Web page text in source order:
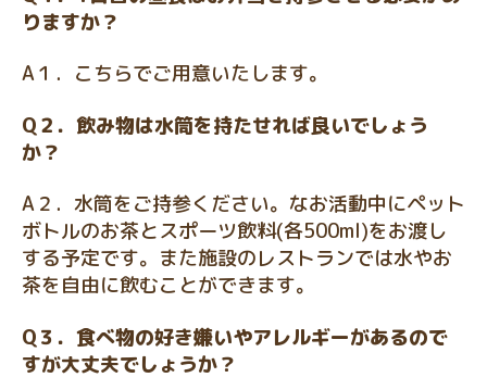
りますか？
A１．こちらでご用意いたします。
Q２． 飲み物は水筒を持たせれば良いでしょう
か？
A２．水筒をご持参ください。なお活動中にペット
ボトルのお茶とスポーツ飲料(各500ml)をお渡し
する予定です。また施設のレストランでは水やお
茶を自由に飲むことができます。
Q３． 食べ物の好き嫌いやアレルギーがあるので
すが大丈夫でしょうか？